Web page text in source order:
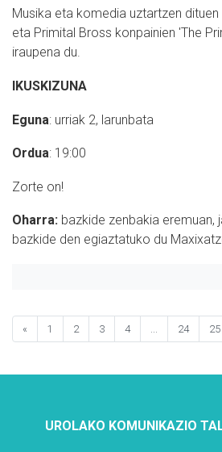
Musika eta komedia uztartzen dituen
eta Primital Bross konpainien 'The
iraupena du.
IKUSKIZUNA
Eguna: urriak 2, larunbata
Ordua: 19:00
Zorte on!
Oharra: bazkide zenbakia eremuan,
bazkide den egiaztatuko du
« 1 2 3 4 ... 24 25
UROLAKO KOMUNIKAZIO